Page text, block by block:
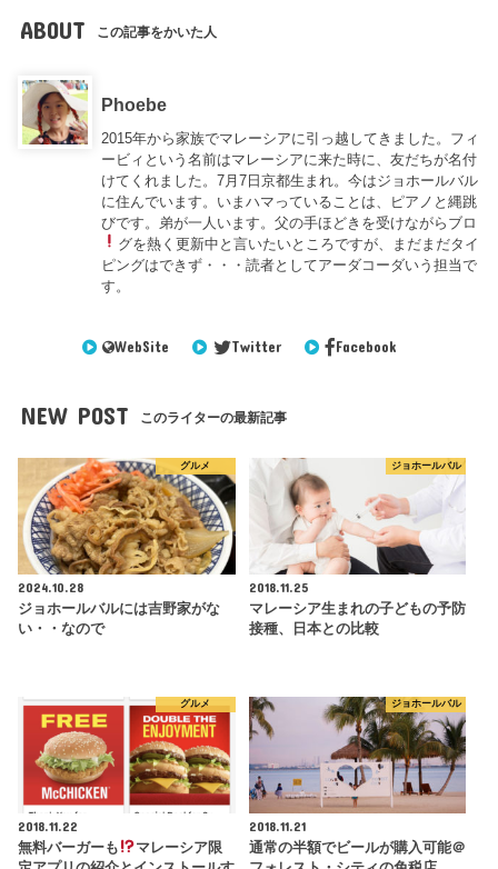
ABOUT この記事をかいた人
Phoebe
2015年から家族でマレーシアに引っ越してきました。フィ
ービィという名前はマレーシアに来た時に、友だちが名付
けてくれました。7月7日京都生まれ。今はジョホールバル
に住んでいます。いまハマっていることは、ピアノと縄跳
びです。弟が一人います。父の手ほどきを受けながらブロ
グを熱く更新中 と言いたいところですが、まだまだタイ
ピングはできず・・・読者としてアーダコーダいう担当で
す。
WebSite Twitter Facebook
NEW POST このライターの最新記事
グルメ
2024.10.28
ジョホールバルには吉野家がな
い・・なので
ジョホールバル
2018.11.25
マレーシア生まれの子どもの予防
接種、日本との比較
グルメ
2018.11.22
無料バーガーも
マレーシア限
ジョホールバル
2018.11.21
通常の半額でビールが購入可能＠